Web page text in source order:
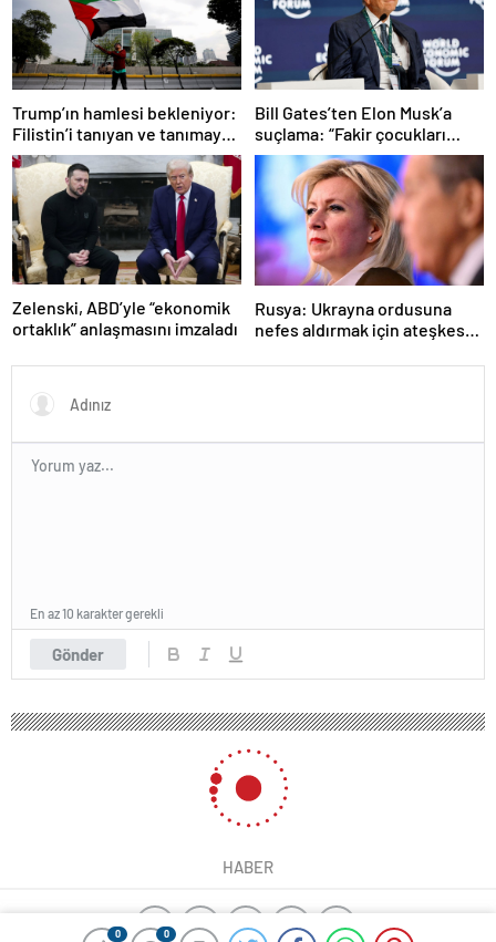
0 0
Trump’ın hamlesi bekleniyor:
Filistin’i tanıyan ve tanımayan
ülkeler hangileri?
Bill Gates’ten Elon Musk’a
suçlama: “Fakir çocukları
öldürdü”
Zelenski, ABD’yle “ekonomik
ortaklık” anlaşmasını imzaladı
Rusya: Ukrayna ordusuna
nefes aldırmak için ateşkes
Gönder
En az 10 karakter gerekli
HABER